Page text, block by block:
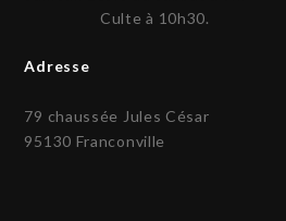
Culte à 10h30.
Adresse
79 chaussée Jules César
95130 Franconville